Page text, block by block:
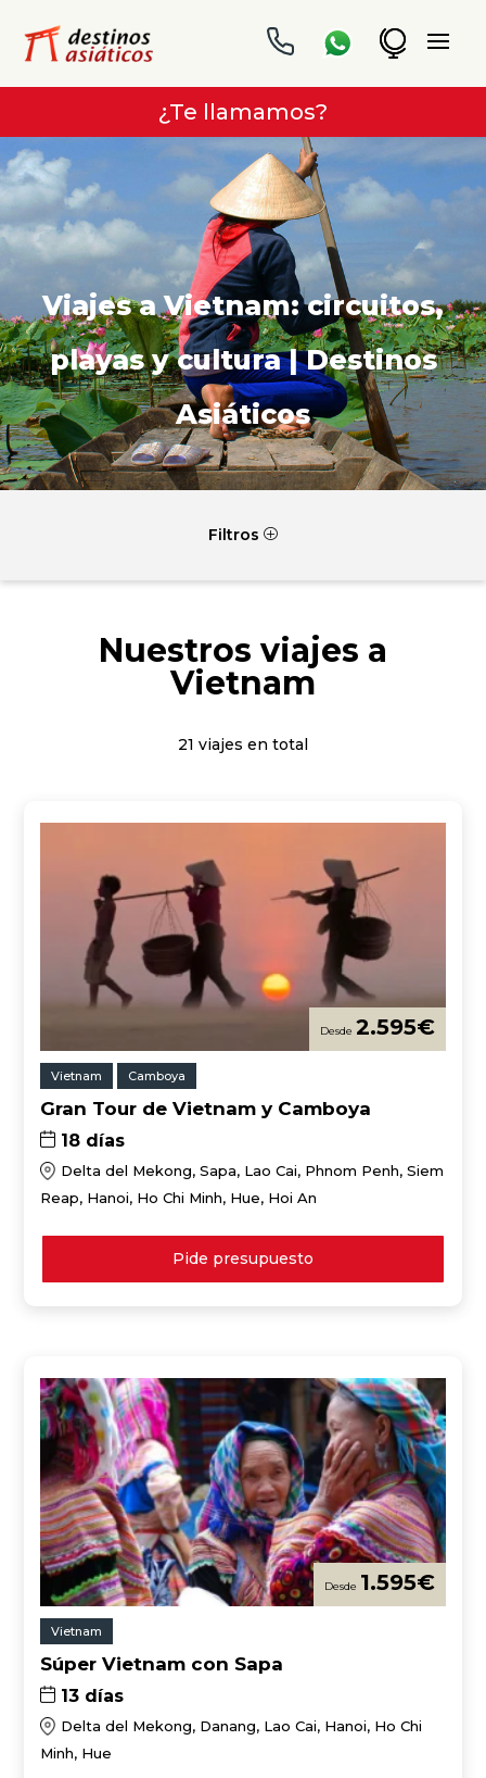
¿Te llamamos?
Viajes a Vietnam: circuitos,
playas y cultura | Destinos
Asiáticos
Filtros P
Nuestros viajes a
Vietnam
21 viajes en total
2.595€
Vietnam Camboya
Gran Tour de Vietnam y Camboya
18 días
Delta del Mekong, Sapa, Lao Cai, Phnom Penh, Siem
Reap, Hanoi, Ho Chi Minh, Hue, Hoi An
Pide presupuesto
1.595€
Vietnam
Súper Vietnam con Sapa
13 días
Delta del Mekong, Danang, Lao Cai, Hanoi, Ho Chi
Minh, Hue